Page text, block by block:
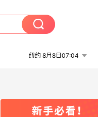
纽约 8月8日07:04